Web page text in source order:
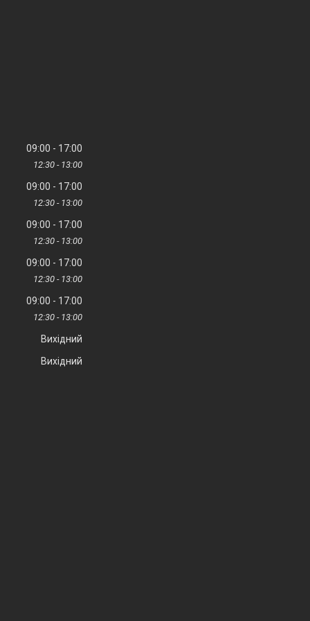
09:00 17:00
12:30 13:00
09:00 17:00
12:30 13:00
09:00 17:00
12:30 13:00
09:00 17:00
12:30 13:00
09:00 17:00
12:30 13:00
Вихідний
Вихідний